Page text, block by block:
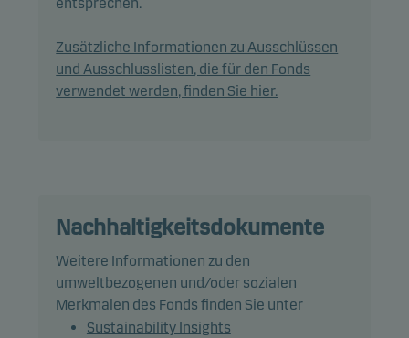
Durch die aktive Verwaltung des Fondsportfolios
wählt das Managementteam Wertpapiere aus, die
erheblich von der Benchmark abweichen können.
Zur Absicherung und zum effizienten
Portfoliomanagement kann der Fonds Derivate
nutzen.
Zusätzliche Informationen zu Ausschlüssen
und Ausschlusslisten, die für den Fonds
verwendet werden, finden Sie hier.
Nachhaltigkeitsdokumente
Weitere Informationen zu den
umweltbezogenen und/oder sozialen
Merkmalen des Fonds finden Sie unter
Sustainability Insights